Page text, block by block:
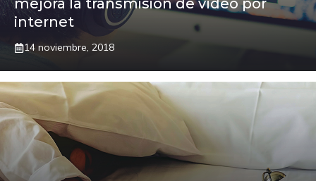
mejora la transmisión de vídeo por
internet
14 noviembre, 2018